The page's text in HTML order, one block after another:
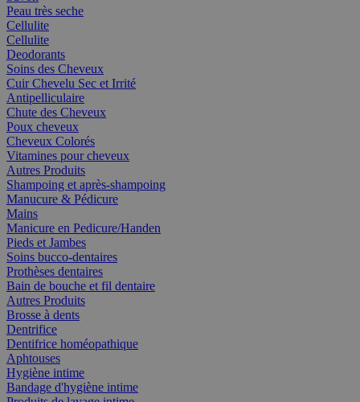
Peau très seche
Cellulite
Cellulite
Deodorants
Soins des Cheveux
Cuir Chevelu Sec et Irrité
Antipelliculaire
Chute des Cheveux
Poux cheveux
Cheveux Colorés
Vitamines pour cheveux
Autres Produits
Shampoing et après-shampoing
Manucure & Pédicure
Mains
Manicure en Pedicure/Handen
Pieds et Jambes
Soins bucco-dentaires
Prothèses dentaires
Bain de bouche et fil dentaire
Autres Produits
Brosse à dents
Dentrifice
Dentifrice homéopathique
Aphtouses
Hygiène intime
Bandage d'hygiène intime